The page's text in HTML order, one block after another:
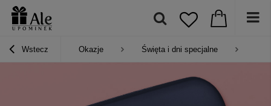
Wstecz Okazje Święta i dni specjalne